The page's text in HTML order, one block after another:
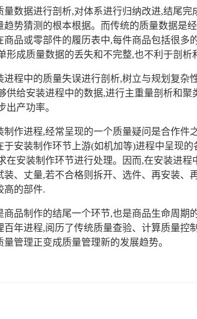
量数据进行剖析,对体系进行归纳改进,结尾
趋势猜测的根本根据。而传统的质量数据是
商品或零部件的履历表中,每件商品包括很多
形成质量数据的丢失和不完整,也不利于剖析
进程中的质量失误进行剖析,树立与规划复杂
供给安装进程中的数据,进行主重量剖析和
出产功率。
制作进程,经常呈现的一个质量疑问是合作件
于安装制作环节上游(如机加等)进程中呈现
在安装制作环节进行处理。因而,在安装进
装、丈量,若不合格则拆开、选件、再安装、
高的部件.
商品制作的结尾一个环节,也是商品生命周
百年进程,阅历了传统质量查验、计算质量控
量管理正变成质量管理新的发展趋势。